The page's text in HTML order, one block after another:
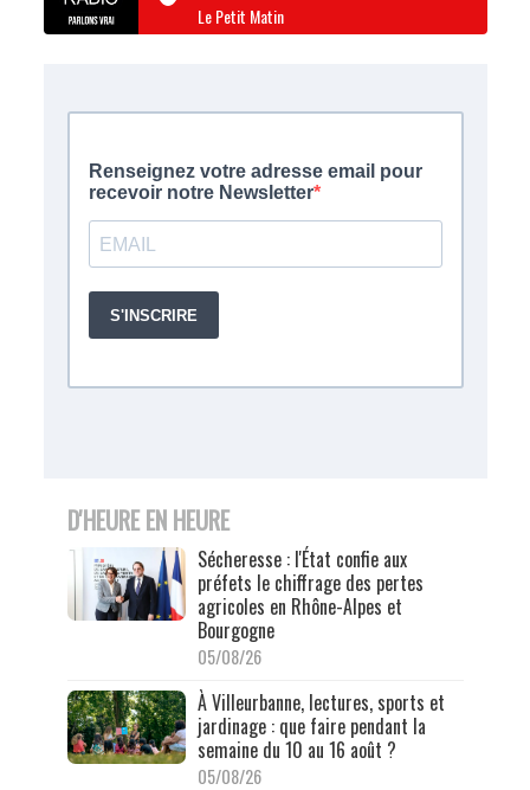
Le Petit Matin
D'HEURE EN HEURE
Sécheresse : l'État confie aux
préfets le chiffrage des pertes
agricoles en Rhône-Alpes et
Bourgogne
05/08/26
À Villeurbanne, lectures, sports et
jardinage : que faire pendant la
semaine du 10 au 16 août ?
05/08/26